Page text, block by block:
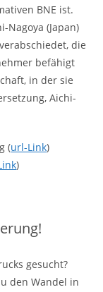
BNE ist.
Nagoya (Japan)
verabschiedet, die
befähigt
in der sie
Aichi-
(url-Link)
)
gesucht?
den Wandel in